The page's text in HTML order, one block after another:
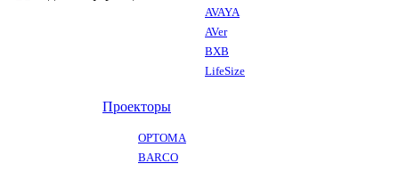
AVAYA
AVer
BXB
LifeSize
Проекторы
OPTOMA
BARCO